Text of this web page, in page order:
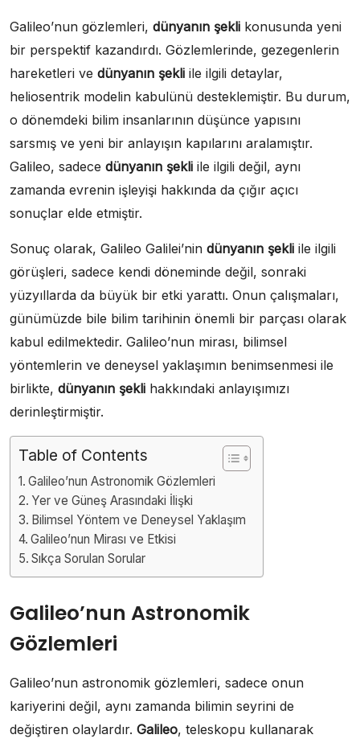
Galileo’nun gözlemleri, dünyanın şekli konusunda yeni
bir perspektif kazandırdı. Gözlemlerinde, gezegenlerin
hareketleri ve dünyanın şekli ile ilgili detaylar,
heliosentrik modelin kabulünü desteklemiştir. Bu durum,
o dönemdeki bilim insanlarının düşünce yapısını
sarsmış ve yeni bir anlayışın kapılarını aralamıştır.
Galileo, sadece dünyanın şekli ile ilgili değil, aynı
zamanda evrenin işleyişi hakkında da çığır açıcı
sonuçlar elde etmiştir.
Sonuç olarak, Galileo Galilei’nin dünyanın şekli ile ilgili
görüşleri, sadece kendi döneminde değil, sonraki
yüzyıllarda da büyük bir etki yarattı. Onun çalışmaları,
günümüzde bile bilim tarihinin önemli bir parçası olarak
kabul edilmektedir. Galileo’nun mirası, bilimsel
yöntemlerin ve deneysel yaklaşımın benimsenmesi ile
birlikte, dünyanın şekli hakkındaki anlayışımızı
derinleştirmiştir.
Table of Contents
Galileo’nun Astronomik Gözlemleri
Yer ve Güneş Arasındaki İlişki
Bilimsel Yöntem ve Deneysel Yaklaşım
Galileo’nun Mirası ve Etkisi
Sıkça Sorulan Sorular
Galileo’nun Astronomik
Gözlemleri
Galileo’nun astronomik gözlemleri, sadece onun
kariyerini değil, aynı zamanda bilimin seyrini de
değiştiren olaylardır. Galileo, teleskopu kullanarak